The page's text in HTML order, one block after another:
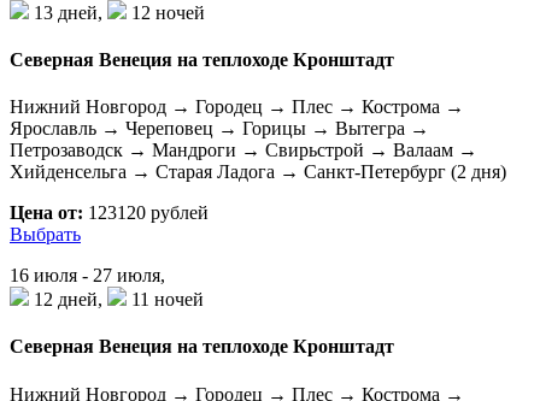
13 дней,
12 ночей
Северная Венеция на теплоходе Кронштадт
Нижний Новгород → Городец → Плес → Кострома →
Ярославль → Череповец → Горицы → Вытегра →
Петрозаводск → Мандроги → Свирьстрой → Валаам →
Хийденсельга → Старая Ладога → Санкт-Петербург (2 дня)
Цена от: 123120 рублей
Выбрать
16 июля - 27 июля,
12 дней,
11 ночей
Северная Венеция на теплоходе Кронштадт
Нижний Новгород → Городец → Плес → Кострома →